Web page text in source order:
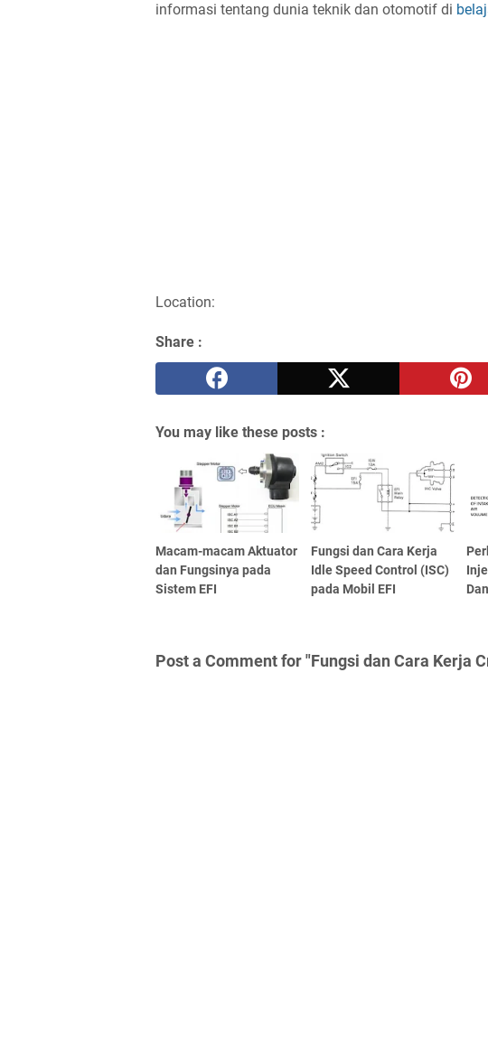
informasi tentang dunia teknik dan otomotif di
Location:
Share :
You may like these posts :
Macam-macam Aktuator
dan Fungsinya pada
Sistem EFI
Fungsi dan Cara Kerja
Idle Speed Control (ISC)
pada Mobil EFI
Post a Comment for "Fungsi dan Cara Kerja